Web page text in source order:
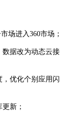
场进入360市场；
数据改为动态云接
，优化个别应用闪
新；